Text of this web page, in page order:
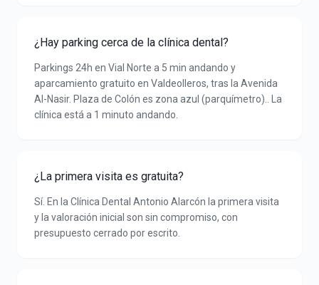
¿Hay parking cerca de la clínica dental?
Parkings 24h en Vial Norte a 5 min andando y
aparcamiento gratuito en Valdeolleros, tras la Avenida
Al-Nasir. Plaza de Colón es zona azul (parquímetro).. La
clínica está a 1 minuto andando.
¿La primera visita es gratuita?
Sí. En la Clínica Dental Antonio Alarcón la primera visita
y la valoración inicial son sin compromiso, con
presupuesto cerrado por escrito.